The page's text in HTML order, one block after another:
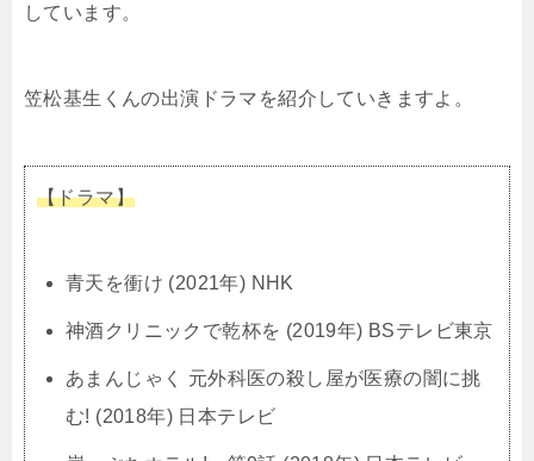
しています。
笠松基生くんの出演ドラマを紹介していきますよ。
【ドラマ】
青天を衝け (2021年) NHK
神酒クリニックで乾杯を (2019年) BSテレビ東京
あまんじゃく 元外科医の殺し屋が医療の闇に挑
む! (2018年) 日本テレビ